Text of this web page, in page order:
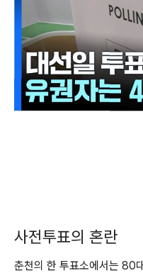
사전투표의 혼란
춘천의 한 투표소에서는 80